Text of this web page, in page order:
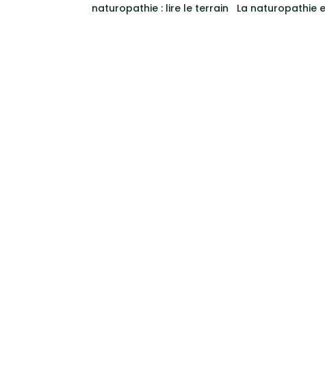
naturopathie : lire le terrain La naturopathie